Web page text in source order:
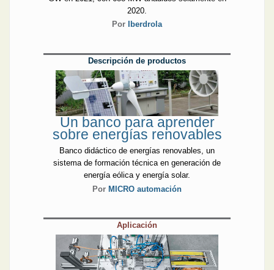
2020.
Por
Iberdrola
Descripción de productos
Un banco para aprender
sobre energías renovables
Banco didáctico de energías renovables, un
sistema de formación técnica en generación de
energía eólica y energía solar.
Por MICRO automación
Aplicación